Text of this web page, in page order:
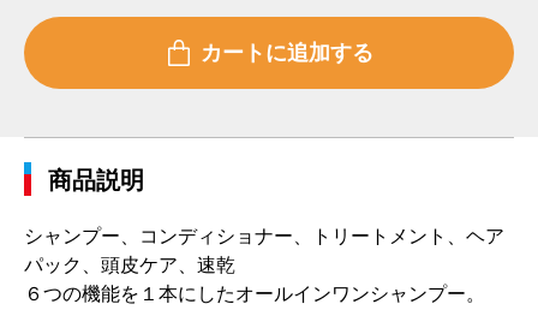
商品説明
シャンプー、コンディショナー、トリートメント、ヘア
パック、頭皮ケア、速乾
６つの機能を１本にしたオールインワンシャンプー。